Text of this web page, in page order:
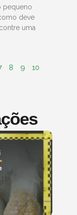
pequeno
deve
uma
8 9
10